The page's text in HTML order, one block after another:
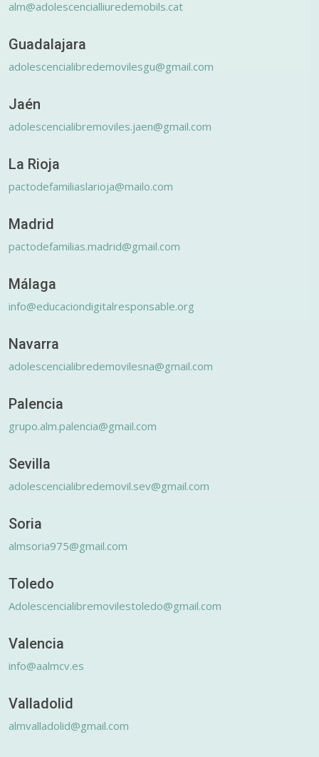
alm@adolescencialliuredemobils.cat
Guadalajara
adolescencialibredemovilesgu@gmail.com
Jaén
adolescencialibremoviles.jaen@gmail.com
La Rioja
pactodefamiliaslarioja@mailo.com
Madrid
pactodefamilias.madrid@gmail.com
Málaga
info@educaciondigitalresponsable.org
Navarra
adolescencialibredemovilesna@gmail.com
Palencia
grupo.alm.palencia@gmail.com
Sevilla
adolescencialibredemovil.sev@gmail.com
Soria
almsoria975@gmail.com
Toledo
Adolescencialibremovilestoledo@gmail.com
Valencia
info@aalmcv.es
Valladolid
almvalladolid@gmail.com